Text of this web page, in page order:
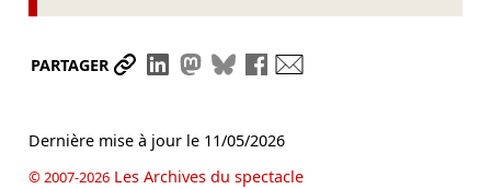
PARTAGER Partager le lien
Partager sur LinkedIn
Partager sur Mastodon
Partager sur Bluesky
Partager sur Facebook
Dernière mise à jour le 11/05/2026
© 2007-2026Les Archives du spectacle